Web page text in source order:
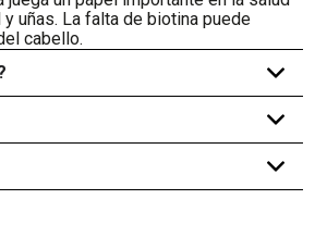
uñas. La falta de biotina puede
cabello.
+
+
+